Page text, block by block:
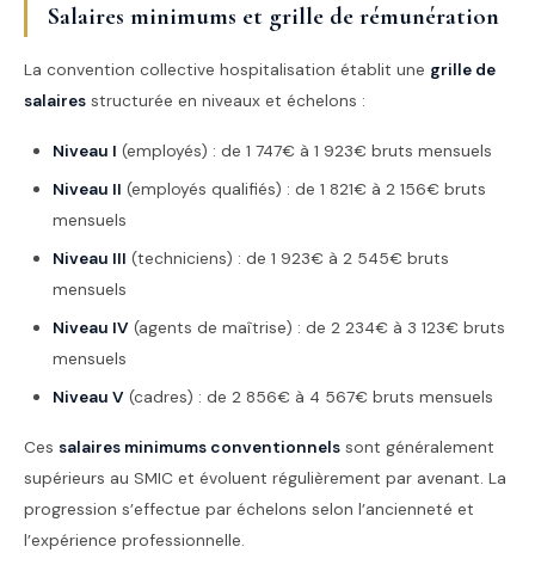
Salaires minimums et grille de rémunération
La convention collective hospitalisation établit une grille de
salaires structurée en niveaux et échelons :
Niveau I (employés) : de 1 747€ à 1 923€ bruts mensuels
Niveau II (employés qualifiés) : de 1 821€ à 2 156€ bruts
mensuels
Niveau III (techniciens) : de 1 923€ à 2 545€ bruts
mensuels
Niveau IV (agents de maîtrise) : de 2 234€ à 3 123€ bruts
mensuels
Niveau V (cadres) : de 2 856€ à 4 567€ bruts mensuels
Ces salaires minimums conventionnels sont généralement
supérieurs au SMIC et évoluent régulièrement par avenant. La
progression s’effectue par échelons selon l’ancienneté et
l’expérience professionnelle.